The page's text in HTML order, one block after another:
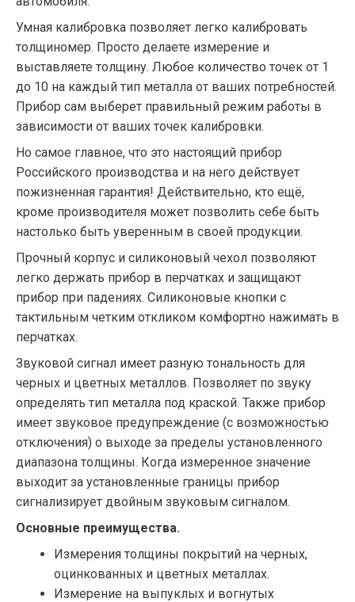
Умная калибровка позволяет легко калибровать
толщиномер. Просто делаете измерение и
выставляете толщину. Любое количество точек от 1
до 10 на каждый тип металла от ваших потребностей.
Прибор сам выберет правильный режим работы в
зависимости от ваших точек калибровки.
Но самое главное, что это настоящий прибор
Российского производства и на него действует
пожизненная гарантия! Действительно, кто ещё,
кроме производителя может позволить себе быть
настолько быть уверенным в своей продукции.
Прочный корпус и силиконовый чехол позволяют
легко держать прибор в перчатках и защищают
прибор при падениях. Силиконовые кнопки с
тактильным четким откликом комфортно нажимать в
перчатках.
Звуковой сигнал имеет разную тональность для
черных и цветных металлов. Позволяет по звуку
определять тип металла под краской. Также прибор
имеет звуковое предупреждение (с возможностью
отключения) о выходе за пределы установленного
диапазона толщины. Когда измеренное значение
выходит за установленные границы прибор
сигнализирует двойным звуковым сигналом.
Основные преимущества.
Измерения толщины покрытий на черных,
оцинкованных и цветных металлах.
Измерение на выпуклых и вогнутых